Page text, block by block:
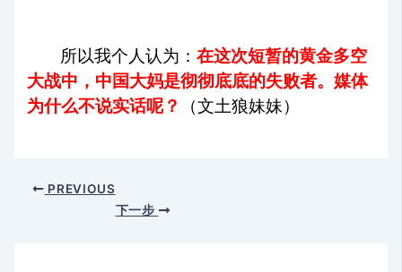
所以我个人认为：在这次短暂的黄金多空
大战中，中国大妈是彻彻底底的失败者。媒体
为什么不说实话呢？
（文土狼妹妹）
PREVIOUS
下一步